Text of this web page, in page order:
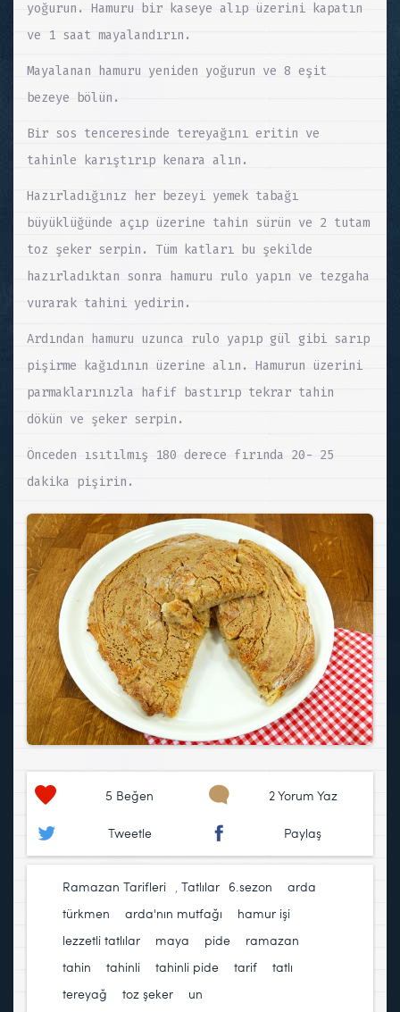
yoğurun. Hamuru bir kaseye alıp üzerini kapatın
ve 1 saat mayalandırın.
Mayalanan hamuru yeniden yoğurun ve 8 eşit
bezeye bölün.
Bir sos tenceresinde tereyağını eritin ve
tahinle karıştırıp kenara alın.
Hazırladığınız her bezeyi yemek tabağı
büyüklüğünde açıp üzerine tahin sürün ve 2 tutam
toz şeker serpin. Tüm katları bu şekilde
hazırladıktan sonra hamuru rulo yapın ve tezgaha
vurarak tahini yedirin.
Ardından hamuru uzunca rulo yapıp gül gibi sarıp
pişirme kağıdının üzerine alın. Hamurun üzerini
parmaklarınızla hafif bastırıp tekrar tahin
dökün ve şeker serpin.
Önceden ısıtılmış 180 derece fırında 20- 25
dakika pişirin.
5 Beğen 2 Yorum Yaz
Tweetle Paylaş
Ramazan Tarifleri , Tatlılar 6.sezon
arda
türkmen
arda'nın mutfağı hamur işi
lezzetli tatlılar
maya pide ramazan
tahin
tahinli tahinli pide tarif tatlı
tereyağ
toz şeker un